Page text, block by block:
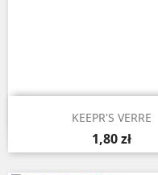
Aperçu rapide
KEEPR'S VERRE
1,80 zł